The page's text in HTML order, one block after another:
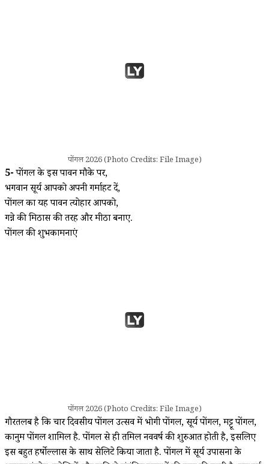
पोंगल 2026 (Photo Credits: File Image)
5-पोंगल के इस पावन मौके पर,
भगवान सूर्य आपको अपनी गर्माहट दें,
पोंगल का यह पावन त्योहार आपको,
गन्ने की मिठास की तरह और मीठा बनाए.
पोंगल की शुभकामनाएं
पोंगल 2026 (Photo Credits: File Image)
गौरतलब है कि चार दिवसीय पोंगल उत्सव में भोगी पोंगल, सूर्य पोंगल, मट्टू पोंगल,
कानुम पोंगल शामिल है. पोंगल से ही तमिल नववर्ष की शुरुआत होती है, इसलिए
इस बहुत हर्षोल्लास के साथ सेलिब्रेट किया जाता है. पोंगल में सूर्य उपासना के